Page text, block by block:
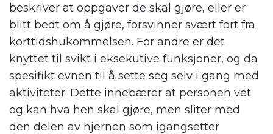
beskriver at oppgaver de skal gjøre, eller er
blitt bedt om å gjøre, forsvinner svært fort fra
korttidshukommelsen. For andre er det
knyttet til svikt i eksekutive funksjoner, og da
spesifikt evnen til å sette seg selv i gang med
aktiviteter. Dette innebærer at personen vet
og kan hva hen skal gjøre, men sliter med
den delen av hjernen som igangsetter